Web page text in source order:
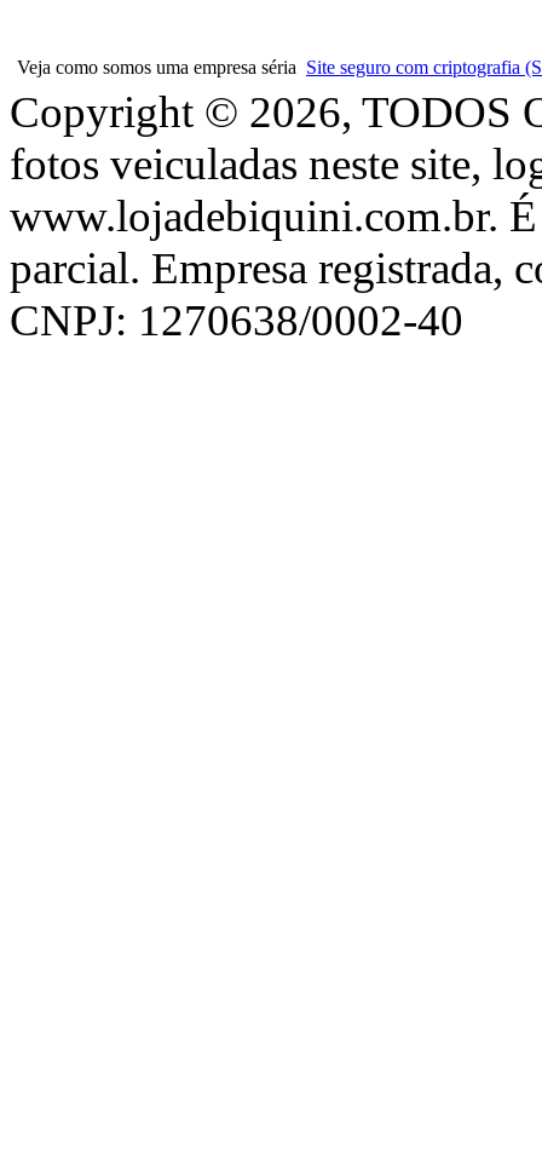
Veja como somos uma empresa séria Site seguro com criptografia
Copyright © 2026, TODOS
fotos veiculadas neste site,
www.lojadebiquini.com.br. É
parcial. Empresa registrada,
CNPJ: 1270638/0002-40